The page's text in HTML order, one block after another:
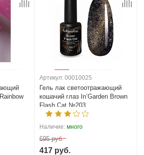
Артикул: 00010025
Гель лак светоотражающий
кошачий глаз In’Garden Brown
Flash Cat №203
Наличие: много
695 руб.
417 руб.